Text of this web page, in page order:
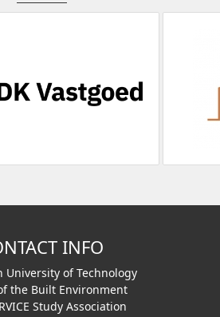
INFO
University of Technology
the Built Environment
Study Association